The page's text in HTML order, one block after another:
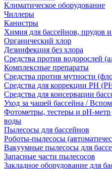
Климатическое оборудование
Чиллеры
Канистры
Химия для бассейнов, прудов
Органический хлор
Дезинфекция без хлора
Средства против водорослей
Комплексные препараты
Средства против мутности
Средства для коррекции PH
Средства для консервации
Уход за чашей бассейна /
Фотометры, тестеры и рН-метр
воды
Пылесосы для бассейнов
Роботы-пылесосы
Вакуумные пылесосы для
Запасные части пылесосов
Закладное оборудование для